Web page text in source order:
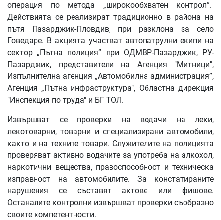
операция по метода „широкообхватен контрол”.
Действията се реализират традиционно в района на
пътя Пазарджик-Пловдив, при разклона за село
Говедаре. В акцията участват автопатрулни екипи на
сектор „Пътна полиция” при ОДМВР-Пазарджик, РУ-
Пазарджик, представители на Агенция "Митници",
Изпълнителна агенция „Автомобилна администрация”,
Агенция „Пътна инфраструктура", Областна дирекция
"Инспекция по труда" и БГ ТОЛ.
Извършват се проверки на водачи на леки,
лекотоварни, товарни и специализирани автомобили,
както и на техните товари. Служителите на полицията
проверяват активно водачите за употреба на алкохол,
наркотични вещества, правоспособност и техническа
изправност на автомобилите. За констатираните
нарушения се съставят актове или фишове.
Останалите контролни извършват проверки съобразно
своите компетентности.